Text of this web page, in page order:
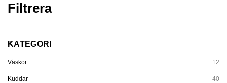
Filtrera
KATEGORI
Väskor 12
Kuddar 40